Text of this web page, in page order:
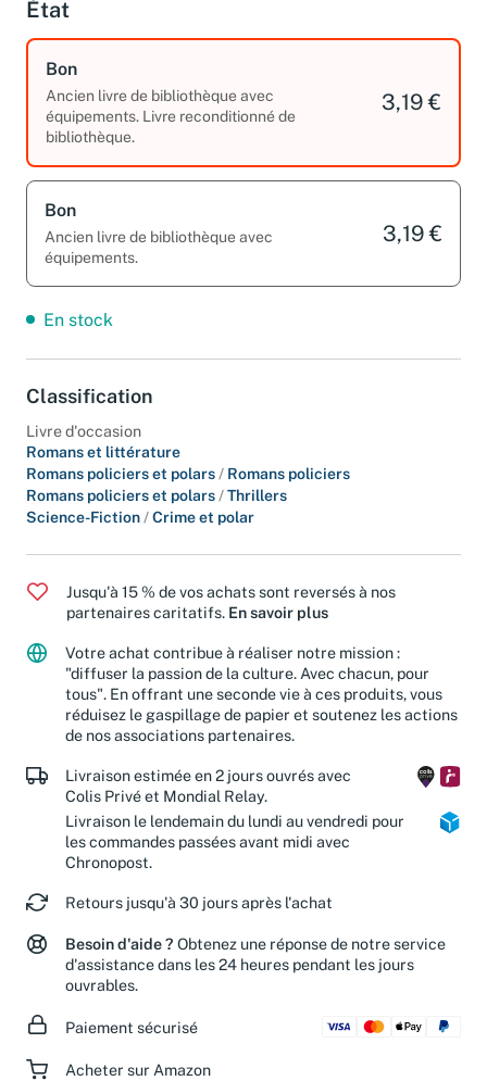
État
Bon
Ancien livre de bibliothèque avec
équipements. Livre reconditionné de
bibliothèque.
3,19 €
Bon
Ancien livre de bibliothèque avec
équipements.
3,19 €
En stock
Classification
Livre d'occasion
Romans et littérature
Romans policiers et polars/ Romans policiers
Romans policiers et polars/Thrillers
Science-Fiction/Crime et polar
Jusqu'à 15 % de vos achats sont reversés à nos
partenaires caritatifs. En savoir plus
Votre achat contribue à réaliser notre mission :
"diffuser la passion de la culture. Avec chacun, pour
tous". En offrant une seconde vie à ces produits, vous
réduisez le gaspillage de papier et soutenez les actions
de nos associations partenaires.
Livraison estimée en 2 jours ouvrés avec
Colis Privé et Mondial Relay.
Livraison le lendemain du lundi au vendredi pour
les commandes passées avant midi avec
Chronopost.
Retours jusqu'à 30 jours après l'achat
Besoin d'aide ? Obtenez une réponse de notre service
d'assistance dans les 24 heures pendant les jours
ouvrables.
Paiement sécurisé
Acheter sur Amazon